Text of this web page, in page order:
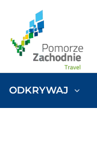
ODKRYWAJ